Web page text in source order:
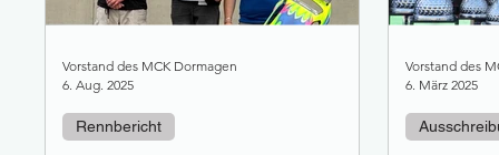
Rennbericht
Vorstand des MCK Dormagen
6. Aug. 2025
Vorstand des
6. März 2025